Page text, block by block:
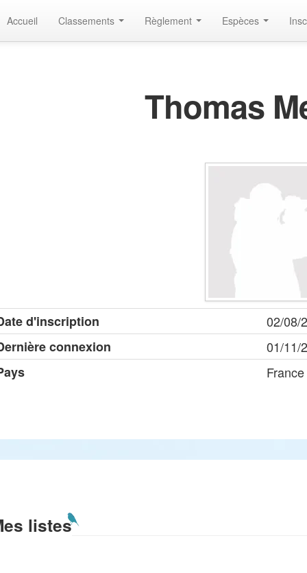
Accueil Classements Règlement Espèces
Thomas
d'inscription
02/08/
connexion
01/11/
France
listes